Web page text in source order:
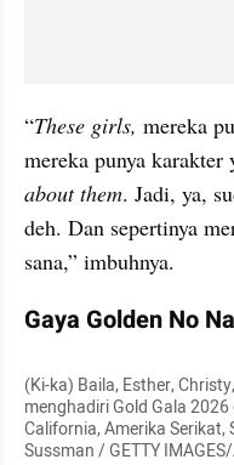
“These girls, mereka
mereka punya karakter
about them. Jadi, ya,
deh. Dan sepertinya
sana,” imbuhnya.
Gaya Golden No
(Ki-ka) Baila, Esther,
menghadiri Gold Gala
California, Amerika
Sussman / GETTY